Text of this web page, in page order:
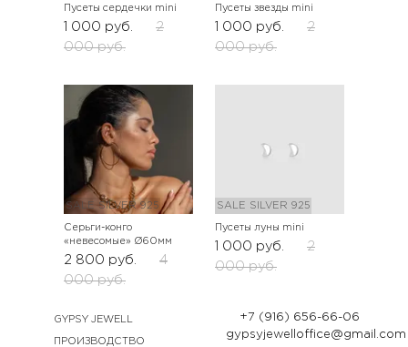
Пусеты сердечки mini
1 000 руб.
2
000 руб.
Пусеты звезды mini
1 000 руб.
2
000 руб.
SALE SILVER 925
Серьги-конго
«невесомые» Ø60мм
2 800 руб.
4
000 руб.
SALE SILVER 925
Пусеты луны mini
1 000 руб.
2
000 руб.
GYPSY JEWELL
ПРОИЗВОДСТВО
+7 (916) 656-66-06
gypsyjewelloffice@gmail.com